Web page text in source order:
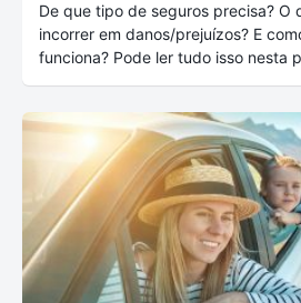
De que tipo de seguros precisa? O
incorrer em danos/prejuízos? E
funciona? Pode ler tudo isso nesta